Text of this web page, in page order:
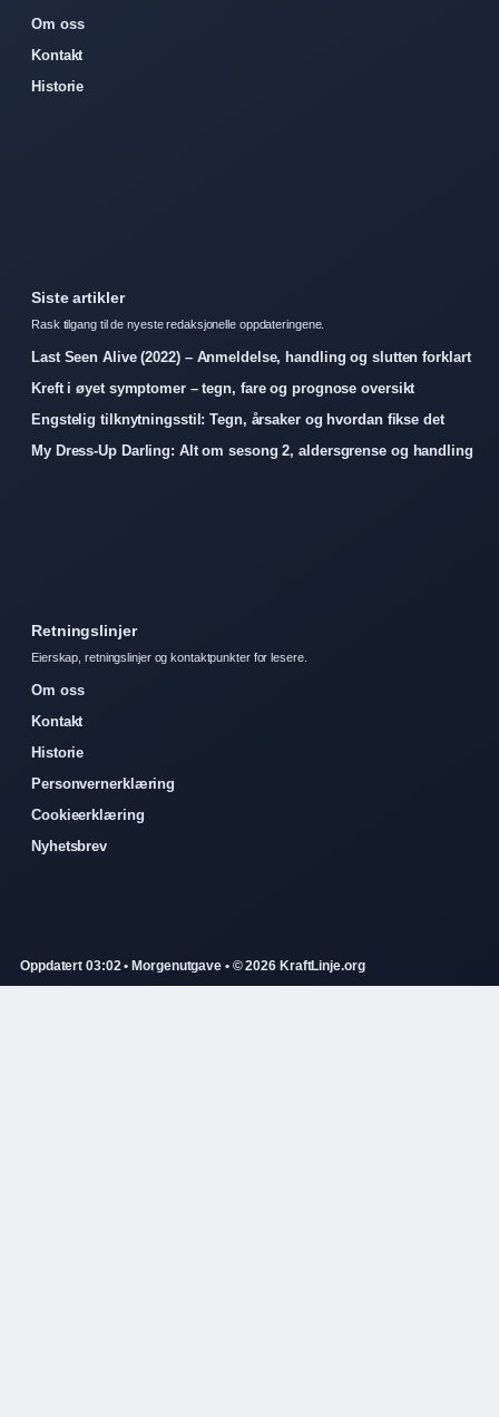
Om oss
Kontakt
Historie
Siste artikler
Rask tilgang til de nyeste redaksjonelle oppdateringene.
Last Seen Alive (2022) – Anmeldelse, handling og slutten forklart
Kreft i øyet symptomer – tegn, fare og prognose oversikt
Engstelig tilknytningsstil: Tegn, årsaker og hvordan fikse det
My Dress-Up Darling: Alt om sesong 2, aldersgrense og handling
Retningslinjer
Eierskap, retningslinjer og kontaktpunkter for lesere.
Om oss
Kontakt
Historie
Personvernerklæring
Cookieerklæring
Nyhetsbrev
Oppdatert 03:02 • Morgenutgave • © 2026 KraftLinje.org